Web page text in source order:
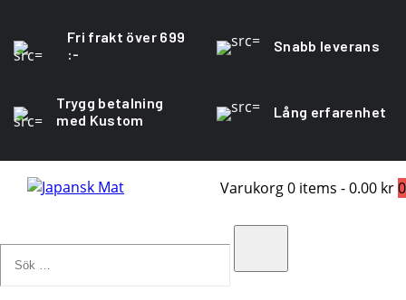
Fri frakt över 699
:-
Snabb leverans
Trygg betalning
med Kustom
Lång erfarenhet
Varukorg0 items -0.00 kr0